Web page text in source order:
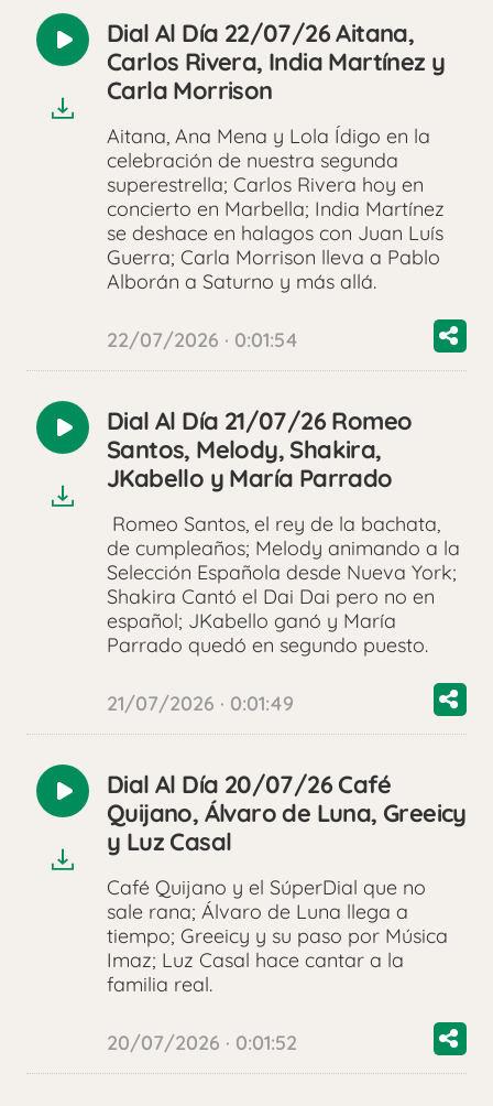
Reproducir
audio
Dial Al Día 22/07/26 Aitana,
Carlos Rivera, India Martínez y
Carla Morrison
Aitana, Ana Mena y Lola Ídigo en la
celebración de nuestra segunda
superestrella; Carlos Rivera hoy en
concierto en Marbella; India Martínez
se deshace en halagos con Juan Luís
Guerra; Carla Morrison lleva a Pablo
Alborán a Saturno y más allá.
22/07/2026 · 0:01:54
Reproducir
audio
Dial Al Día 21/07/26 Romeo
Santos, Melody, Shakira,
JKabello y María Parrado
Romeo Santos, el rey de la bachata,
de cumpleaños; Melody animando a la
Selección Española desde Nueva York;
Shakira Cantó el Dai Dai pero no en
español; JKabello ganó y María
Parrado quedó en segundo puesto.
21/07/2026 · 0:01:49
Reproducir
audio
Dial Al Día 20/07/26 Café
Quijano, Álvaro de Luna, Greeicy
y Luz Casal
Café Quijano y el SúperDial que no
sale rana; Álvaro de Luna llega a
tiempo; Greeicy y su paso por Música
Imaz; Luz Casal hace cantar a la
familia real.
20/07/2026 · 0:01:52